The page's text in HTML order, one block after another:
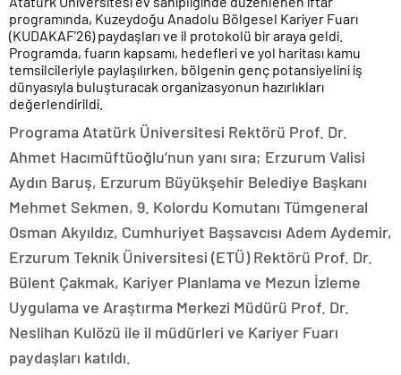
programında, Kuzeydoğu Anadolu Bölgesel Kariyer Fuarı
(KUDAKAF’26) paydaşları ve il protokolü bir araya geldi.
Programda, fuarın kapsamı, hedefleri ve yol haritası kamu
temsilcileriyle paylaşılırken, bölgenin genç potansiyelini iş
dünyasıyla buluşturacak organizasyonun hazırlıkları
değerlendirildi.
Programa Atatürk Üniversitesi Rektörü Prof. Dr.
Ahmet Hacımüftüoğlu’nun yanı sıra; Erzurum Valisi
Aydın Baruş, Erzurum Büyükşehir Belediye Başkanı
Mehmet Sekmen, 9. Kolordu Komutanı Tümgeneral
Osman Akyıldız, Cumhuriyet Başsavcısı Adem Aydemir,
Erzurum Teknik Üniversitesi (ETÜ) Rektörü Prof. Dr.
Bülent Çakmak, Kariyer Planlama ve Mezun İzleme
Uygulama ve Araştırma Merkezi Müdürü Prof. Dr.
Neslihan Kulözü ile il müdürleri ve Kariyer Fuarı
paydaşları katıldı.